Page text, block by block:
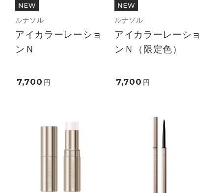
ルナソル
アイカラーレーショ
ンＮ
7,700 円
ルナソル
アイカラーレーショ
ンＮ（限定色）
7,700 円